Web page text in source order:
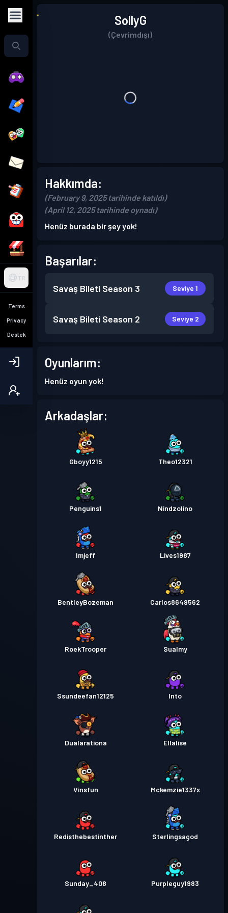
TR
Terms
Privacy
Destek
SollyG
(Çevrimdışı)
Hakkımda:
(February 9, 2025 tarihinde katıldı)
(April 12, 2025 tarihinde oynadı)
Henüz burada bir şey yok!
Başarılar:
Savaş Bileti Season 3 Seviye 1
Savaş Bileti Season 2 Seviye 2
Oyunlarım:
Henüz oyun yok!
Arkadaşlar:
Gboyy1215 Theo12321
Penguins1 Nindzolino
Imjeff Lives1987
BentleyBozeman Carlos8649562
RoekTrooper Sualmy
Ssundeefan12125 Into
Dualarationa Ellalise
Vinsfun Mckemzie1337x
Redisthebestinther Sterlingsagod
Sunday_408 Purpleguy1983